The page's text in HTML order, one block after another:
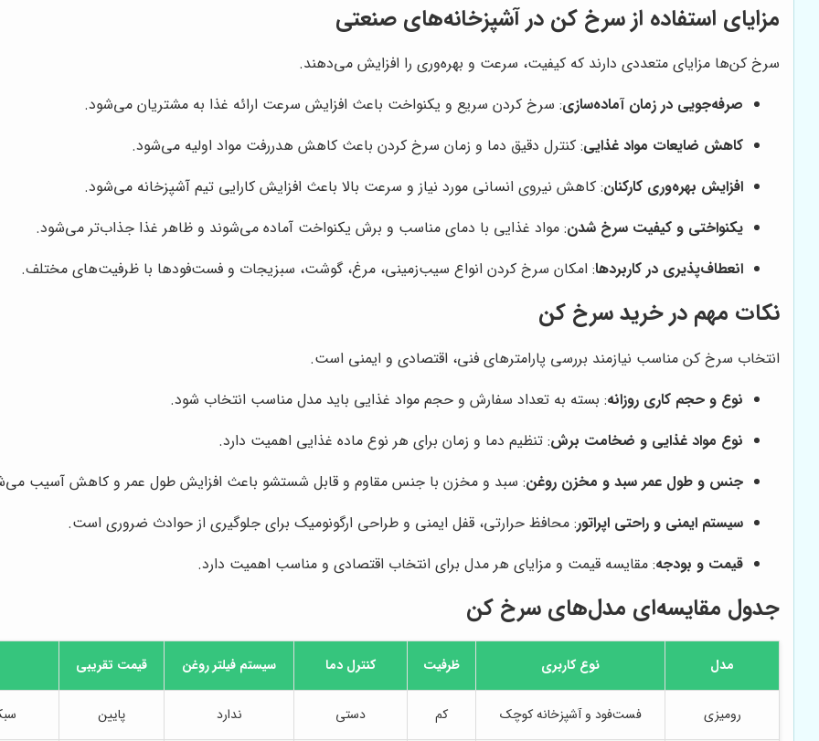
مزایای استفاده از سرخ کن در آشپزخانه‌های صنعتی
سرخ کن‌ها مزایای متعددی دارند که کیفیت، سرعت و بهره‌وری را افزایش می‌دهند.
صرفه‌جویی در زمان آماده‌سازی: سرخ کردن سریع و یکنواخت باعث افزایش سرعت ارائه غذا به مشتریان می‌شود.
کاهش ضایعات مواد غذایی: کنترل دقیق دما و زمان سرخ کردن باعث کاهش هدررفت مواد اولیه می‌شود.
افزایش بهره‌وری کارکنان: کاهش نیروی انسانی مورد نیاز و سرعت بالا باعث افزایش کارایی تیم آشپزخانه می‌شود.
یکنواختی و کیفیت سرخ شدن: مواد غذایی با دمای مناسب و برش یکنواخت آماده می‌شوند و ظاهر غذا جذاب‌تر می‌شود.
انعطاف‌پذیری در کاربردها: امکان سرخ کردن انواع سیب‌زمینی، مرغ، گوشت، سبزیجات و فست‌فودها با ظرفیت‌های مختلف.
نکات مهم در خرید سرخ کن
انتخاب سرخ کن مناسب نیازمند بررسی پارامترهای فنی، اقتصادی و ایمنی است.
نوع و حجم کاری روزانه: بسته به تعداد سفارش و حجم مواد غذایی باید مدل مناسب انتخاب شود.
نوع مواد غذایی و ضخامت برش: تنظیم دما و زمان برای هر نوع ماده غذایی اهمیت دارد.
جنس و طول عمر سبد و مخزن روغن: سبد و مخزن با جنس مقاوم و قابل شستشو باعث افزایش طول عمر و کاهش آسیب
سیستم ایمنی و راحتی اپراتور: محافظ حرارتی، قفل ایمنی و طراحی ارگونومیک برای جلوگیری از حوادث ضروری است.
قیمت و بودجه: مقایسه قیمت و مزایای هر مدل برای انتخاب اقتصادی و مناسب اهمیت دارد.
جدول مقایسه‌ای مدل‌های سرخ کن
مدل نوع کاربری ظرفیت کنترل دما سیستم فیلتر روغن قیمت تقریبی
رومیزی فست‌فود و آشپزخانه کوچک کم دستی ندارد پایین